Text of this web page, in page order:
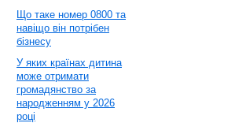
Що таке номер 0800 та
навіщо він потрібен
бізнесу
У яких країнах дитина
може отримати
громадянство за
народженням у 2026
році